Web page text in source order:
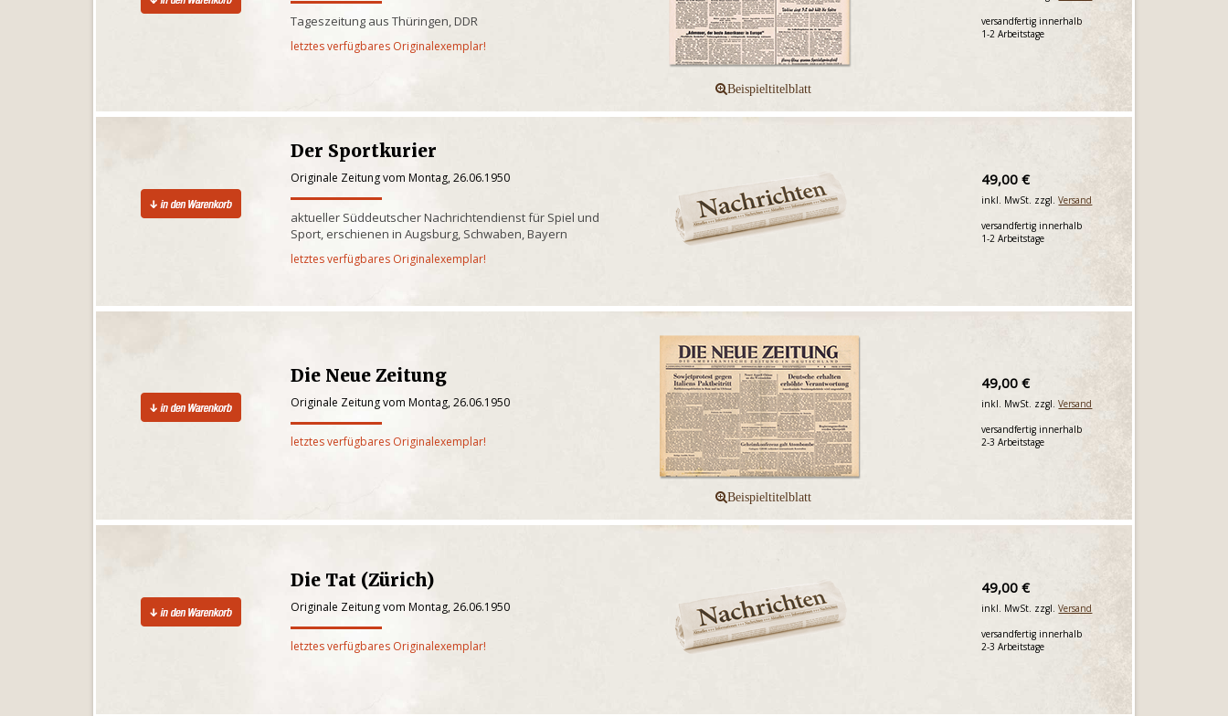
Tageszeitung aus Thüringen, DDR
letztes verfügbares Originalexemplar!
versandfertig innerhalb
1-2 Arbeitstage
Der Sportkurier
Originale Zeitung vom Montag, 26.06.1950
aktueller Süddeutscher Nachrichtendienst für Spiel und
Sport, erschienen in Augsburg, Schwaben, Bayern
letztes verfügbares Originalexemplar!
49,00 €
inkl. MwSt. zzgl.Versand
versandfertig innerhalb
1-2 Arbeitstage
Die Neue Zeitung
Originale Zeitung vom Montag, 26.06.1950
letztes verfügbares Originalexemplar!
49,00 €
inkl. MwSt. zzgl.Versand
versandfertig innerhalb
2-3 Arbeitstage
Die Tat (Zürich)
Originale Zeitung vom Montag, 26.06.1950
letztes verfügbares Originalexemplar!
49,00 €
inkl. MwSt. zzgl.Versand
versandfertig innerhalb
2-3 Arbeitstage